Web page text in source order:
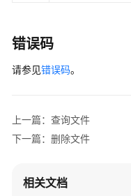
FAQ
管
理
索
错误码
请参见错误码。
上一篇：查询文件
下一篇：删除文件
相关文档